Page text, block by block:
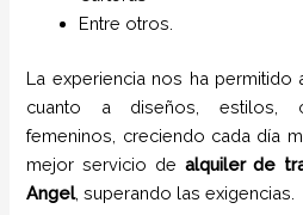
Entre otros.
La experiencia nos ha permitido
cuanto a diseños, estilos,
femeninos, creciendo cada día
mejor servicio de alquiler de
Angel, superando las exigencias.